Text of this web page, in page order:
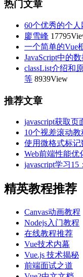
热门文章
60个优秀的个人
廖雪峰
一个简单的Vue
JavaScript中的
classList介绍和
等 8939View
推荐文章
javascript获取
10个视差滚动
使用微格式标记
Web前端性能优
javascript学习
精英教程推荐
Canvas动画教程
Nodejs入门教程
在线教程推荐
Vue技术内幕
Vue.js 技术揭秘
前端面试之道